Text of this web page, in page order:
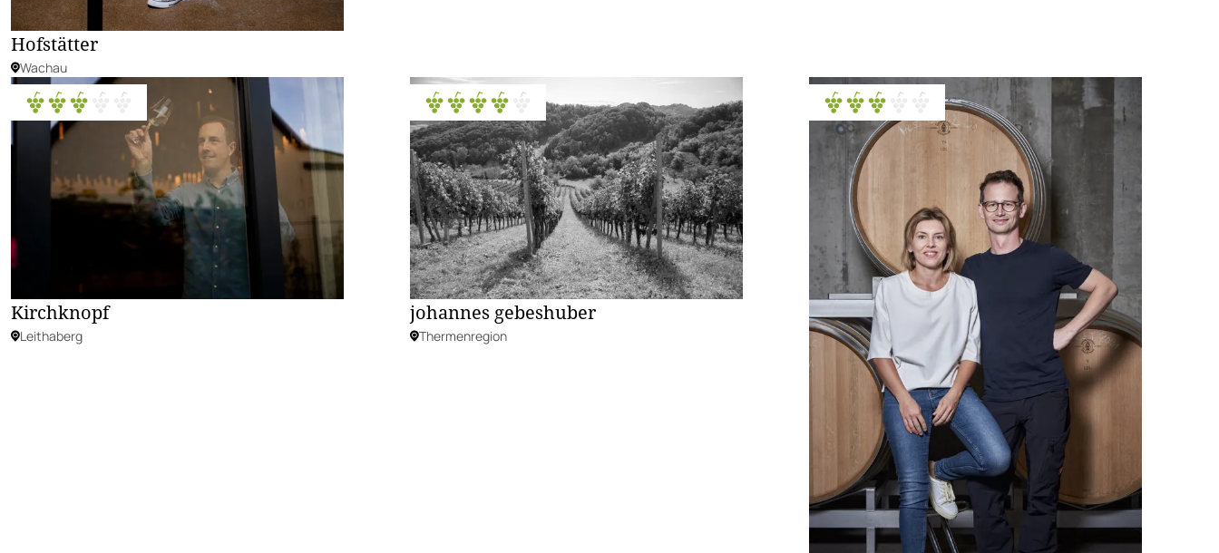
Hofstätter
Wachau
Kirchknopf
Leithaberg
johannes gebeshuber
Thermenregion